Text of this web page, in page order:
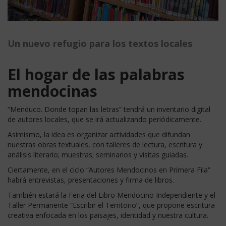
Un nuevo refugio para los textos locales
El hogar de las palabras
mendocinas
“Menduco. Donde topan las letras” tendrá un inventario digital
de autores locales, que se irá actualizando periódicamente.
Asimismo, la idea es organizar actividades que difundan
nuestras obras textuales, con talleres de lectura, escritura y
análisis literario; muestras; seminarios y visitas guiadas.
Ciertamente, en el ciclo “Autores Mendocinos en Primera Fila”
habrá entrevistas, presentaciones y firma de libros.
También estará la Feria del Libro Mendocino Independiente y el
Taller Permanente “Escribir el Territorio”, que propone escritura
creativa enfocada en los paisajes, identidad y nuestra cultura.